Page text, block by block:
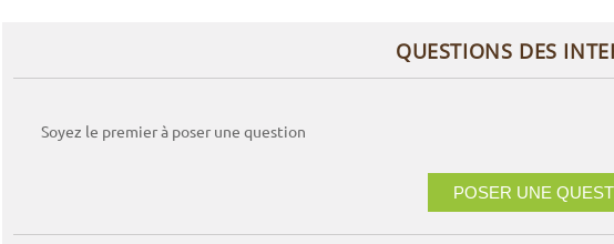
QUESTIONS DES
Soyez le premier à poser une question
POSER UNE